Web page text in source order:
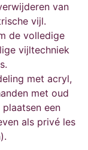
van
vijl.
de volledige
vijltechniek
met acryl,
met oud
een
als privé les